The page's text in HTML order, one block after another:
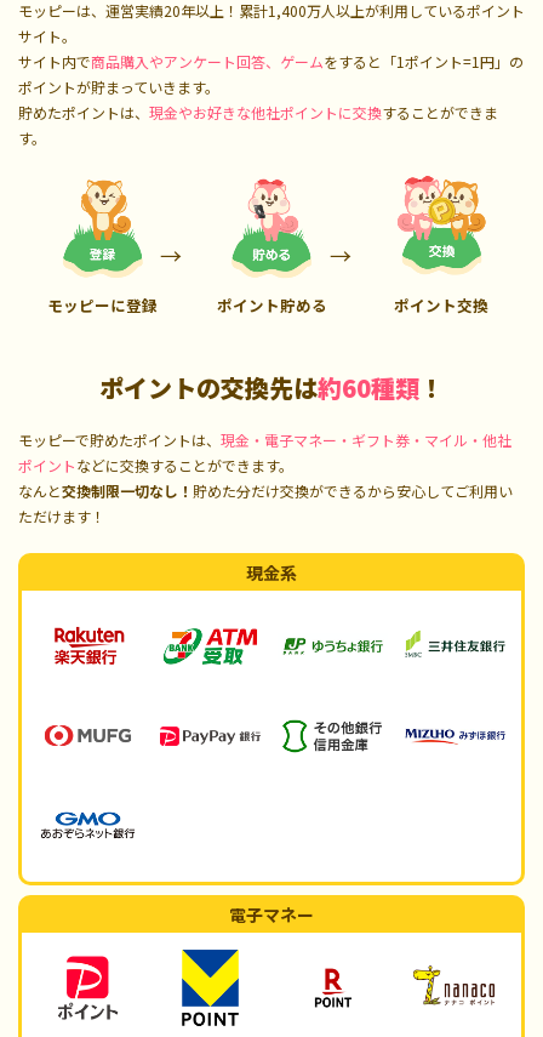
モッピーは、運営実績20年以上！累計1,400万人以上が利用しているポイント
サイト。
サイト内で商品購入やアンケート回答、ゲームをすると「1ポイント=1円」の
ポイントが貯まっていきます。
貯めたポイントは、 現金やお好きな他社ポイントに交換することができま
す。
モッピーに登録 ポイント貯める ポイント交換
ポイントの交換先は約60種類 ！
モッピーで貯めたポイントは、 現金・電子マネー・ギフト券・マイル・他社
ポイントなどに交換することができます。
なんと交換制限一切なし！ 貯めた分だけ交換ができるから安心してご利用い
ただけます！
現金系
電子マネー